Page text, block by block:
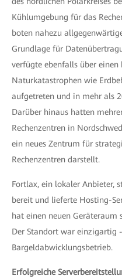
Kühlumgebung für das
boten nahezu
Grundlage für
verfügte ebenfalls über einen
Naturkatastrophen wie
aufgetreten und in mehr als
Darüber hinaus hatten
Rechenzentren in
ein neues Zentrum für
Rechenzentren darstellt.
Fortlax, ein lokaler Anbieter,
bereit und lieferte Hosting-
hat einen neuen Geräteraum
Der Standort war einzigartig
Bargeldabwicklungsbetrieb.
Erfolgreiche